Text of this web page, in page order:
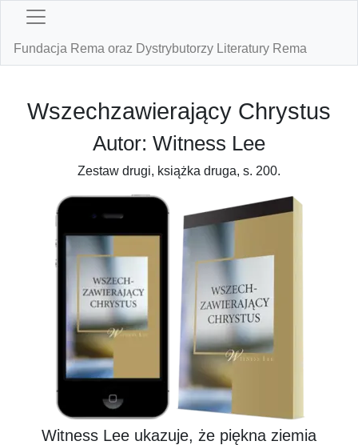
Fundacja Rema oraz Dystrybutorzy Literatury Rema
Wszechzawierający Chrystus
Autor: Witness Lee
Zestaw drugi, książka druga, s. 200.
Witness Lee ukazuje, że piękna ziemia